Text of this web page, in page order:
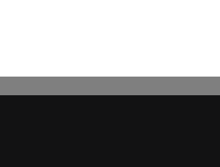
für Sie. Diesen können Sie unter
Ihnen der "Continuous Testing | Reporter",
zu Ihren Ausführungen und können sich die
Schritt im Detail nachvollziehen.